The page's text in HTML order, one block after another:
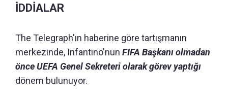
İDDİALAR
The Telegraph'ın haberine göre tartışmanın
merkezinde, Infantino'nun FIFA Başkanı olmadan
önce UEFA Genel Sekreteri olarak görev yaptığı
dönem bulunuyor.